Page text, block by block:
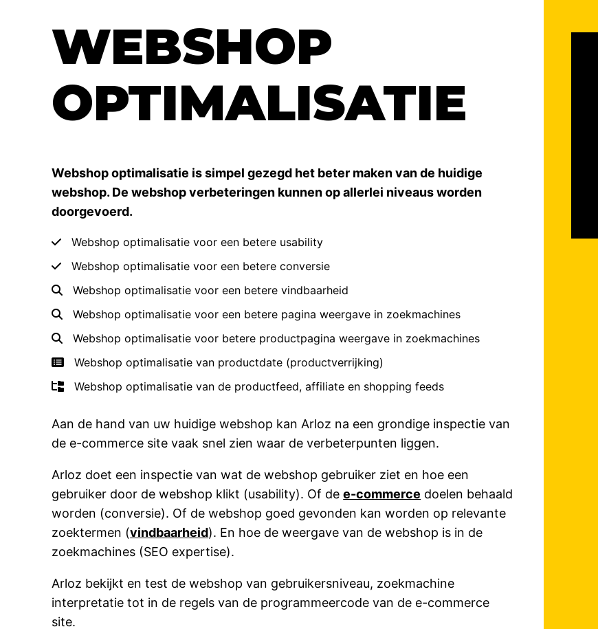
WEBSHOP
OPTIMALISATIE
Webshop optimalisatie is simpel gezegd het beter maken van de huidige
webshop. De webshop verbeteringen kunnen op allerlei niveaus worden
doorgevoerd.
Webshop optimalisatie voor een betere usability
Webshop optimalisatie voor een betere conversie
Webshop optimalisatie voor een betere vindbaarheid
Webshop optimalisatie voor een betere pagina weergave in zoekmachines
Webshop optimalisatie voor betere productpagina weergave in zoekmachines
Webshop optimalisatie van productdate (productverrijking)
Webshop optimalisatie van de productfeed, affiliate en shopping feeds
Aan de hand van uw huidige webshop kan Arloz na een grondige inspectie van
de e-commerce site vaak snel zien waar de verbeterpunten liggen.
Arloz doet een inspectie van wat de webshop gebruiker ziet en hoe een
gebruiker door de webshop klikt (usability). Of dee-commerce doelen behaald
worden (conversie). Of de webshop goed gevonden kan worden op relevante
zoektermen (vindbaarheid). En hoe de weergave van de webshop is in de
zoekmachines (SEO expertise).
Arloz bekijkt en test de webshop van gebruikersniveau, zoekmachine
interpretatie tot in de regels van de programmeercode van de e-commerce
site.